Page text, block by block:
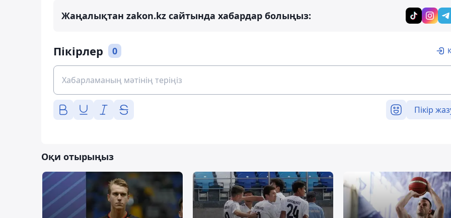
Жаңалықтан zakon.kz сайтында хабардар болыңыз:
Пікірлер 0
Пікір
Оқи отырыңыз